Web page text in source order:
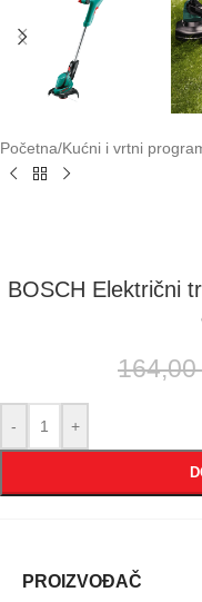
Početna/Kućni i vrtni
BOSCH Električni
164,00
- +
PROIZVOĐAČ